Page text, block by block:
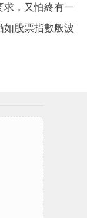
求，又怕終有一
如股票指數般波